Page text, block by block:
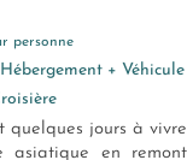
personne
+ Véhicule
quelques jours à
asiatique en